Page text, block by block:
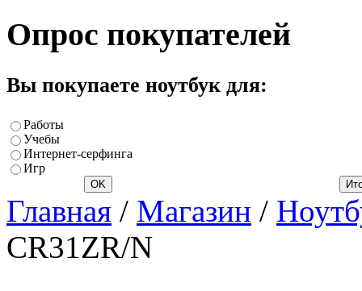
Опрос покупателей
Вы покупаете ноутбук для:
Работы
Учебы
Интернет-серфинга
Игр
Главная / Магазин /
CR31ZR/N